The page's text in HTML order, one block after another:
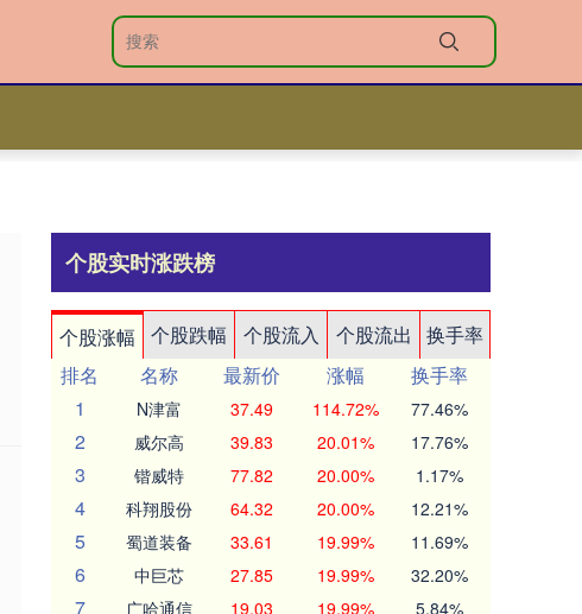
个股实时涨跌榜
个股涨幅 个股跌幅 个股流入 个股流出
换手率
排名
名称 最新价 涨幅
换手率
1
N津富 37.49 114.72% 77.46%
2 威尔高 39.83 20.01% 17.76%
3 锴威特 77.82 20.00% 1.17%
4 科翔股份 64.32 20.00% 12.21%
5 蜀道装备 33.61 19.99% 11.69%
6 中巨芯 27.85 19.99% 32.20%
7 广哈通信 19.03 19.99% 5.84%